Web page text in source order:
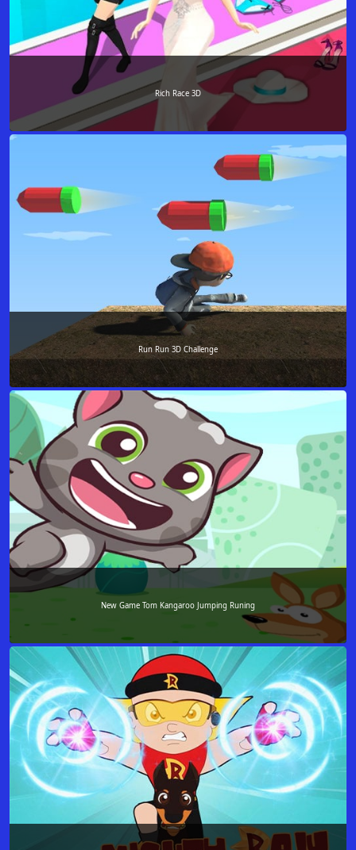
Rich Race 3D
Run Run 3D Challenge
New Game Tom Kangaroo Jumping Runing